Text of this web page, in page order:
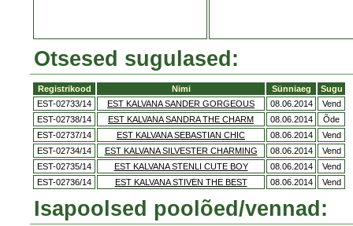
Otsesed sugulased:
Registrikood Nimi Sünniaeg
Sugu
EST-02733/14
EST KALVANA SANDER GORGEOUS 08.06.2014
Vend
EST-02738/14
EST KALVANA SANDRA THE CHARM 08.06.2014
Õde
EST-02737/14
EST KALVANA SEBASTIAN CHIC 08.06.2014
Vend
EST-02734/14
EST KALVANA SILVESTER CHARMING 08.06.2014
Vend
EST-02735/14
EST KALVANA STENLI CUTE BOY 08.06.2014
Vend
EST-02736/14
EST KALVANA STIVEN THE BEST 08.06.2014 Vend
Isapoolsed poolõed/vennad: